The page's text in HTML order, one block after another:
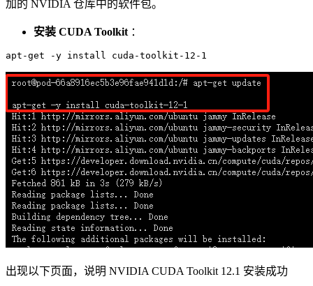
加的 NVIDIA 仓库中的软件包。
安装 CUDA Toolkit ：
出现以下页面，说明 NVIDIA CUDA Toolkit 12.1 安装成功